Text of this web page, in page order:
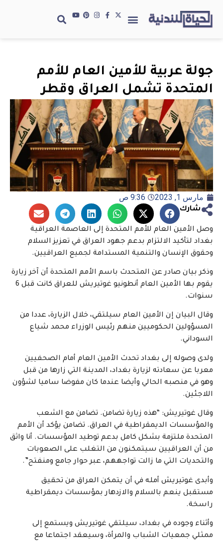
جولة عربية للأمين العام للأمم
المتحدة تشمل العراق وقطر
مارس 1, 2023 9:36 ص
شارك
وصل الأمين العام للأمم المتحدة إلى العاصمة العراقية
بغداد لتأكيد الالتزام بدعم جهود العراق في تعزيز السلام
وحقوق الإنسان والتنمية المستدامة لجميع العراقيين.
وذكر بيان صادر عن المتحدث باسم الأمم المتحدة أن آخر زيارة
يقوم بها الأمين العام أنطونيو غوتيريش للعراق كانت قبل 6
سنوات.
وقال البيان إن الأمين العام سيلتقي، خلال الزيارة، عددا من
المسؤولين الحكوميين منهم رئيس الوزراء محمد شياع
السوداني.
ولدى وصوله إلى بغداد تحدث الأمين العام أمام الصحفيين
معربا عن سعادته لزيارة بغداد، المدينة التي زارها من قبل
وهو في منصبه الحالي وأيضا عندما كان مفوضا ساميا لشؤون
اللاجئين.
وقال غوتيريش: “هذه زيارة تضامن. تضامن مع الشعب
والمؤسسات الديمقراطية في العراق. تضامن يؤكد أن الأمم
المتحدة ملتزمة بشكل كامل بدعم توطيد المؤسسات. أنا واثق
من أن العراقيين سيتمكنون من التغلب على الصعوبات
والتحديات التي ما زالت تواجههم، عبر حوار جامع ومنفتح”.
وأبدى غوتيريش أمله في أن يتمكن العراق من تحقيق
مستقبل ينعم بالسلام والازدهار بمؤسسات ديمقراطية
راسخة.
وأثناء وجوده في بغداد، سيلتقي غوتيريش ويستمع إلى
ممثلي جمعيات الشباب والمرأة، وسيعقد اجتماعا مع